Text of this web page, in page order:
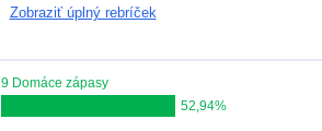
Zobraziť úplný rebríček
9 Domáce zápasy
52,94%